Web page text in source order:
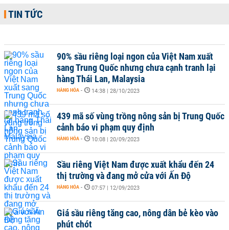
TIN TỨC
90% sầu riêng loại ngon của Việt Nam xuất
sang Trung Quốc nhưng chưa cạnh tranh lại
hàng Thái Lan, Malaysia
HÀNG HÓA - 14:38 | 28/10/2023
439 mã số vùng trồng nông sản bị Trung Quốc
cảnh báo vi phạm quy định
HÀNG HÓA - 10:08 | 20/09/2023
Sầu riêng Việt Nam được xuất khẩu đến 24
thị trường và đang mở cửa với Ấn Độ
HÀNG HÓA - 07:57 | 12/09/2023
Giá sầu riêng tăng cao, nông dân bẻ kèo vào
phút chót